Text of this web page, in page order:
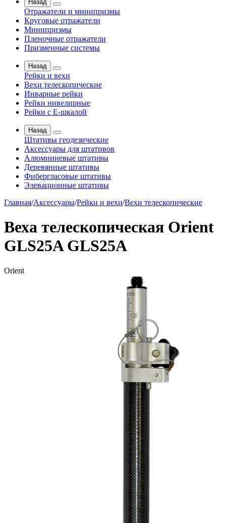
Назад
Отражатели и минипризмы
Круговые отражатели
Минипризмы
Пленочные отражатели
Призменные системы
Назад
Рейки и вехи
Вехи телескопические
Инварные рейки
Рейки нивелирные
Рейки с Е-шкалой
Назад
Штативы геодезические
Аксессуары для штативов
Алюминиевые штативы
Деревянные штативы
Фибергласовые штативы
Элевационные штативы
Главная/Аксессуары/Рейки и вехи/Вехи телескопические
Веха телескопическая Orient
GLS25A GLS25A
Orient